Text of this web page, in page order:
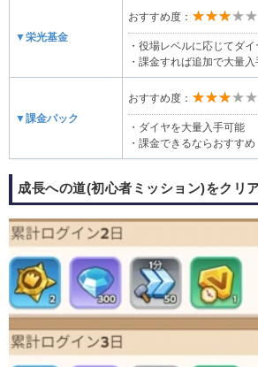
▼栄光基金
おすすめ度： ★★★★★
・役場レベルに応じてダ
・課金すれば追加で大量
▼課金パック
おすすめ度： ★★★★★
・ダイヤを大量入手可能
・課金できるならおすすめ
成長への道(初心者ミッション)をクリ